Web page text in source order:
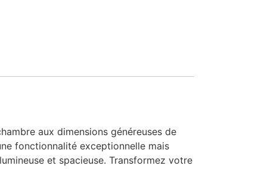
aux dimensions généreuses de
fonctionnalité exceptionnelle mais
et spacieuse. Transformez votre